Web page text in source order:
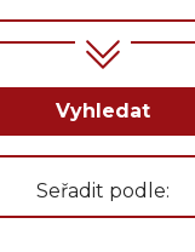
Vyhledat
Seřadit podle: